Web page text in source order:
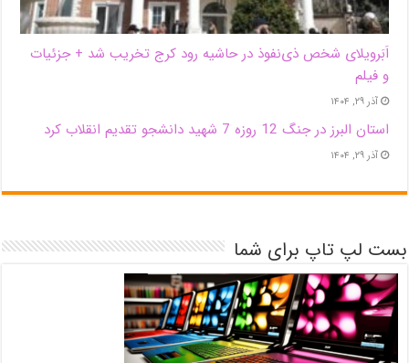
اَبَر‌ویلای شخص ذی‌نفوذ در حاشیه‌ رود کرج تخریب شد + جزئیات
و فیلم
آذر ۲۹, ۱۴۰۴
استان البرز در جنگ 12 روزه 7 شهید دانشجو تقدیم انقلاب کرد
آذر ۲۹, ۱۴۰۴
بست لپ تاپ برای شما